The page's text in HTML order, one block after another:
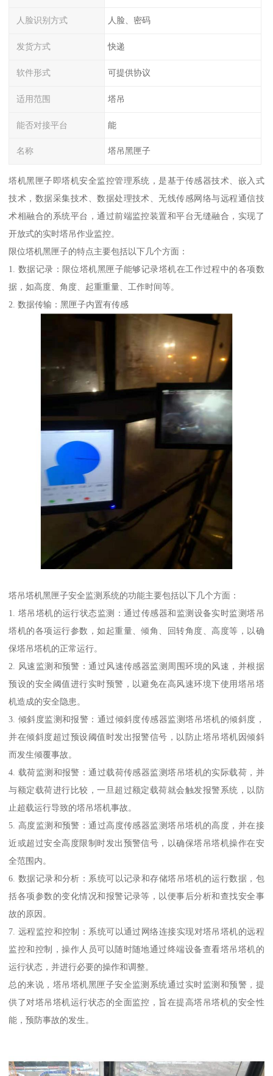
人脸识别方式 人脸、密码
发货方式 快递
软件形式 可提供协议
适用范围 塔吊
能否对接平台 能
名称 塔吊黑匣子
塔机黑匣子即塔机安全监控管理系统，是基于传感器技术、嵌入式
技术，数据采集技术、数据处理技术、无线传感网络与远程通信技
术相融合的系统平台，通过前端监控装置和平台无缝融合，实现了
开放式的实时塔吊作业监控。
限位塔机黑匣子的特点主要包括以下几个方面：
1. 数据记录：限位塔机黑匣子能够记录塔机在工作过程中的各项数
据，如高度、角度、起重重量、工作时间等。
2. 数据传输：黑匣子内置有传感
塔吊塔机黑匣子安全监测系统的功能主要包括以下几个方面：
1. 塔吊塔机的运行状态监测：通过传感器和监测设备实时监测塔吊
塔机的各项运行参数，如起重量、倾角、回转角度、高度等，以确
保塔吊塔机的正常运行。
2. 风速监测和预警：通过风速传感器监测周围环境的风速，并根据
预设的安全阈值进行实时预警，以避免在高风速环境下使用塔吊塔
机造成的安全隐患。
3. 倾斜度监测和报警：通过倾斜度传感器监测塔吊塔机的倾斜度，
并在倾斜度超过预设阈值时发出报警信号，以防止塔吊塔机因倾斜
而发生倾覆事故。
4. 载荷监测和报警：通过载荷传感器监测塔吊塔机的实际载荷，并
与额定载荷进行比较，一旦超过额定载荷就会触发报警系统，以防
止超载运行导致的塔吊塔机事故。
5. 高度监测和预警：通过高度传感器监测塔吊塔机的高度，并在接
近或超过安全高度限制时发出预警信号，以确保塔吊塔机操作在安
全范围内。
6. 数据记录和分析：系统可以记录和存储塔吊塔机的运行数据，包
括各项参数的变化情况和报警记录等，以便事后分析和查找安全事
故的原因。
7. 远程监控和控制：系统可以通过网络连接实现对塔吊塔机的远程
监控和控制，操作人员可以随时随地通过终端设备查看塔吊塔机的
运行状态，并进行必要的操作和调整。
总的来说，塔吊塔机黑匣子安全监测系统通过实时监测和预警，提
供了对塔吊塔机运行状态的全面监控，旨在提高塔吊塔机的安全性
能，预防事故的发生。